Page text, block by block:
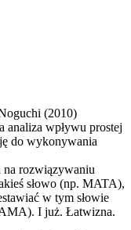
(2010)
analiza wpływu prostej
do wykonywania
na rozwiązywaniu
słowo (np. MATA),
w tym słowie
I już. Łatwizna.